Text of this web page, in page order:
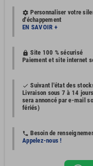
settings Personnaliser votre
d'échappement
EN SAVOIR +
https Site 100 % sécurisé
Paiement et site internet
done Suivant l'état des
Livraison sous 7 à 14
sera annoncé par e-mail
fériés)
phone Besoin de
Appelez-nous !